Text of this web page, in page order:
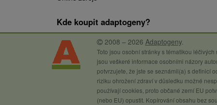
Kde koupit adaptogeny?
2008 – 2026 Adaptogeny.
Toto jsou osobní stránky s tématikou
jsou veškeré informace osobními názory
potvrzujete, že jste se seznámil(a) s definicí
riziku ohrožení zdraví v důsledku možné
používají cookies, proto občané zemí EU
(nebo EU) opustit. Kopírování obsahu bez